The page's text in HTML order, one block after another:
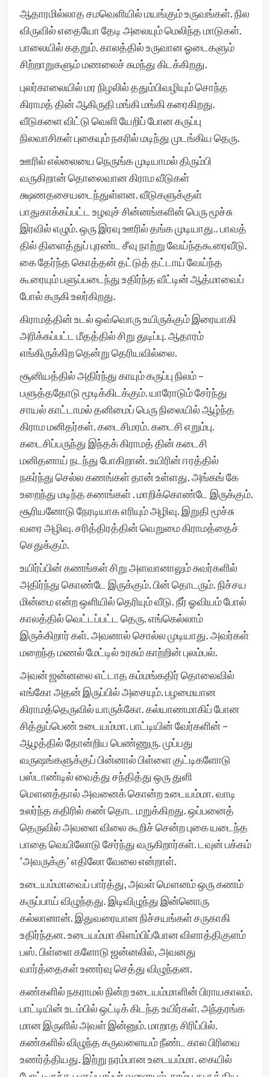
ஆதாரமில்லாத சமவெளியில் மயங்கும் உருவங்கள். நில
விருவில் எதையோ தேடி அலையும் மெலிந்த மாடுகள்.
பாலையில் கதறும். காலத்தில் உருவான ஓடைகளும்
சிற்றாறுகளும் மணலைச் சுமந்து கிடக்கிறது.
புலர்காலையில் மர நிழலில் ததும்பிவழியும் சொந்த
கிராமத் தின் ஆகிருதி மங்கி மங்கி கரைகிறது.
வீடுகளை விட்டு வெளி யேறிப் போன கருப்பு
நிலவாசிகள் புகையும் நகரில் மடிந்து முடங்கிய தெரு.
ஊரில் எல்லையை நெருங்க முடியாமல் திரும்பி
வருகிறான் தொலைவான கிராம வீடுகள்
க்ஷணதசையடைந்துள்ளன. வீடுகளுக்குள்
பாதுகாக்கப்பட்ட உழவுச் சின்னங்களின் பெரு மூச்சு
இரவில் எழும். ஒரு இரவு ஊரில் தங்க முடியாது.. பாவத்
தில் திளைத்துப் புரண்ட சீவு நாற்று வேய்ந்தகூரைவீடு.
கை தேர்ந்த கொத்தன் தட்டுத் தட்டாய் வேய்ந்த
கூரையும் பளுப்படைந்து உதிர்ந்த வீட்டின் ஆத்மாவைப்
போல் கருகி உலர்கிறது.
கிராமத்தின் உடல் ஒவ்வொரு உயிருக்கும் இரையாகி
அரிக்கப்பட்ட மீதத்தில் சிறு துடிப்பு. ஆதாரம்
எங்கிருக்கிற தென்று தெரியவில்லை.
சூனியத்தில் அதிர்ந்து காயும் கருப்பு நிலம் –
பளுத்ததோடு மூடிக்கிடக்கும். யாரோடும் சேர்ந்து
சாயல் காட்டாமல் தனிமைப் பெரு நிலையில் ஆழ்ந்த
கிராம மனிதர்கள். கடைசிமரம். கடைசி எறும்பு.
கடைசிப்பருந்து இந்தக் கிராமத் தின் கடைசி
மனிதனாய் நடந்து போகிறான். உயிரின் ஈரத்தில்
நகர்ந்து செல்ல கணங்கள் தான் உள்ளது. அங்கங் கே
உறைந்து மடிந்த கணங்கள் . மாறிக்கொண்டே இருக்கும்.
சூரியனோடு நேரடியாக எரியும் அழிவு. இறுதி மூச்சு
வரை அழிவு. சரித்திரத்தின் வெறுமை கிராமத்தைச்
செதுக்கும்.
உயிர்ப்பின் கணங்கள் சிறு அளவானாலும் சுவர்களில்
அதிர்ந்து கொண்டே இருக்கும். பின் தொடரும். நிச்சய
மின்மை என்ற ஒளியில் தெரியும் வீடு. நீர் ஓவியம் போல்
காலத்தில் வெட்டப்பட்ட தெரு. எங்கெல்லாம்
இருக்கிறார் கள். அவனால் சொல்ல முடியாது. அவர்கள்
மறைந்த மணல் மேட்டில் உரசும் காற்றின் புலம்பல்.
அவன் ஜன்னலை எட்டாத கம்மங்கதிர் தொலைவில்
எங்கோ அதன் இருப்பில் அசையும். பழமையான
கிராமத்தெருவில் யாருக்கோ. கல்யாணமாகிப் போன
சித்துப்பெண் உடையம்மா. பாட்டியின் வேர்களின் –
ஆழத்தில் தோன்றிய பெண்ணுரு. முப்பது
வருஷங்களுக்குப் பின்னால் பிள்ளை குட்டிகளோடு
பஸ்டாண்டில் வைத்து சந்தித்து ஒரு துளி
மௌனத்தால் அவனைக் கொன்ற உடையம்மா. வாடி
உலர்ந்த கதிரில் கண் தொட மறுக்கிறது. ஒப்பனைத்
தெருவில் அவளை விலை கூறிச் சென்ற புகை யடைந்த
பாதை வெயிலோடு சேர்ந்து வருகிறார்கள். டவுன் பக்கம்
‘அவருக்கு’ எதிலோ வேலை என்றாள்.
உடையம்மாவைப் பார்த்து, அவள் மௌனம் ஒரு கணம்
கருப்பாய் விழுந்தது. இடிவிழுந்து இன்னொரு
கல்லானான். இதுவரையான நிச்சயங்கள் சருகாகி
உதிர்ந்தன. உடையம்மா கிளம்பிப்போன விளாத்திகுளம்
பஸ். பிள்ளை களோடு ஜன்னலில், அவனது
வார்த்தைகள் உணர்வு செத்து விழுந்தன.
கண்களில் நகராமல் நின்ற உடையம்மாளின் பிராயகாலம்.
பாட்டியின் உடம்பில் ஒட்டிக் கிடந்த உயிர்கள். அந்தரங்க
மான இருளில் அவள் இன்னும். மாறாத சிரிப்பில்.
கண்களில் விழுந்த கருவளையம் நீண்ட கால பிரிவை
உணர்த்தியது. இற்று நரம்பான உடையம்மா. கையில்